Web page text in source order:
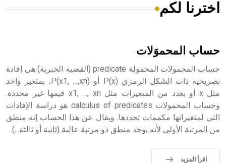
هل تعلم أن الأبسيد كلمة فرنسية اللفظ تم اعتمادها مصطلحاً
- هل تعلم أن أبجر Abgar اسم معروف جيداً يعود إلى عدد من
الملوك الذين حكموا مدينة إديسا (الرها) من أبجر الأول وحتى
التاسع، وهم ينتسبون إلى أسرة أوسروين
اخترنا لكم
حساب المحموَلات
حساب المحمولات المحمولة predicate (القضية الخبرية) هي إفادة
تصريحية ذات الشكل الرمزي P(x) أو P(x1, …,xn)، بمتغير واحد
مثل x أو بعدد من المتغيرات مثل x1, …, xn قيمها غير محددة.
وحساب المحمولات calculus of predicates هو دراسة الإفادات
التي لمتغيراتها مكممات تحددها. ويقال عن هذا الحساب إنه منطق
من المرتبة الأولى لأنه يوجد منطق ذو مرتبة عالية (ثانية أو ثالثة...).
اقرأ المزيد